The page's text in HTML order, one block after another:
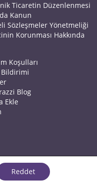
Ticaretin Düzenlenmesi
Kanun
Sözleşmeler Yönetmeliği
Korunması Hakkında
Koşulları
Blog
Ekle
Reddet